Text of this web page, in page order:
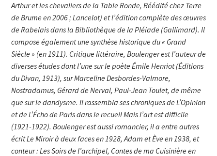
Arthur et les chevaliers de la Table Ronde, Réédité chez Terre
de Brume en 2006 ; Lan­celot) et l’édition complète des œuvres
de Ra­belais dans la Bibliothèque de la Pléiade (Galli­mard). Il
compose également une synthèse historique du « Grand
Siècle » (en 1911). Critique littéraire, Boulenger est l’auteur de
diverses études dont l’une sur le poète Émile Henriot (Éditions
du Divan, 1913), sur Marceline Desbordes-Valmore,
Nostradamus, Gérard de Nerval, Paul-Jean Toulet, de même
que sur le dandysme. Il rassembla ses chroniques de L’Opinion
et de L’Écho de Paris dans le recueil Mais l’art est difficile
(1921-1922). Boulenger est aussi romancier, il a entre autres
écrit Le Miroir à deux faces en 1928, Adam et Ève en 1938, et
conteur : Les Soirs de l’archipel, Contes de ma Cuisinière en